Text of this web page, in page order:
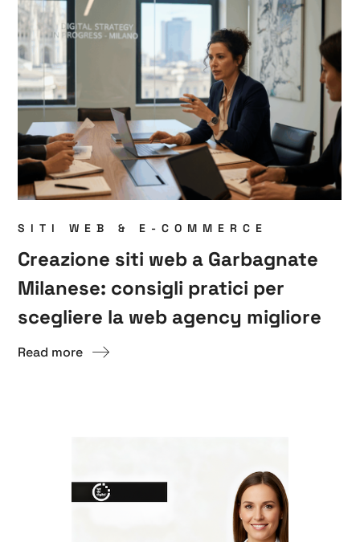
SITI WEB & E-COMMERCE
Creazione siti web a Garbagnate
Milanese: consigli pratici per
scegliere la web agency migliore
Read more